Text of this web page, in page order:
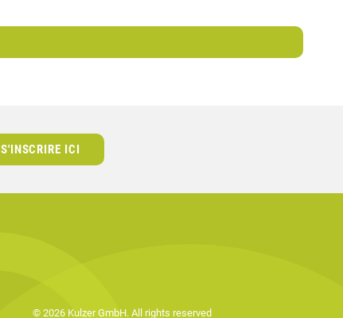
S'INSCRIRE ICI
© 2026 Kulzer GmbH. All rights reserved